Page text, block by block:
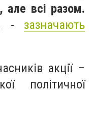
але всі разом.
- зазначають
акції –
політичної